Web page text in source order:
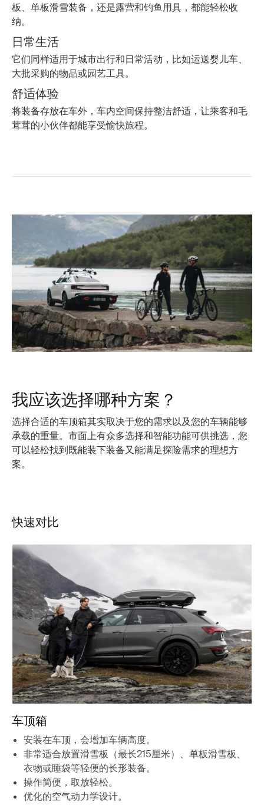
板、单板滑雪装备，还是露营和钓鱼用具，都能轻松收
纳。
日常生活
它们同样适用于城市出行和日常活动，比如运送婴儿车、
大批采购的物品或园艺工具。
舒适体验
将装备存放在车外，车内空间保持整洁舒适，让乘客和毛
茸茸的小伙伴都能享受愉快旅程。
我应该选择哪种方案？
选择合适的车顶箱其实取决于您的需求以及您的车辆能够
承载的重量。市面上有众多选择和智能功能可供挑选，您
可以轻松找到既能装下装备又能满足探险需求的理想方
案。
快速对比
车顶箱
安装在车顶，会增加车辆高度。
非常适合放置滑雪板（最长215厘米）、单板滑雪板、
衣物或睡袋等轻便的长形装备。
操作简便，取放轻松。
优化的空气动力学设计。